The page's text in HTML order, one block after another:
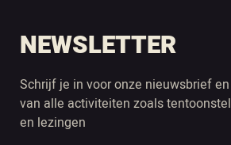
NEWSLETTER
Schrijf je in voor onze nieuwsbrief
van alle activiteiten zoals
en lezingen